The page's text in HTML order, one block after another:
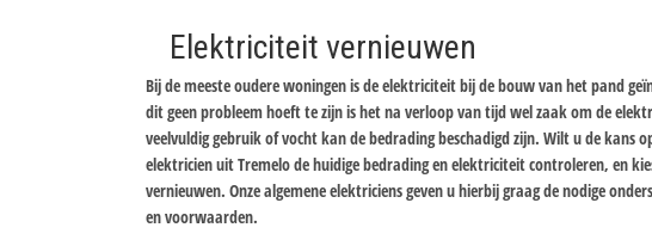
Elektriciteit vernieuwen
Bij de meeste oudere woningen is de elektriciteit bij de bouw van het pand
dit geen probleem hoeft te zijn is het na verloop van tijd wel zaak om de
veelvuldig gebruik of vocht kan de bedrading beschadigd zijn. Wilt u de kans
elektricien uit Tremelo de huidige bedrading en elektriciteit controleren, en
vernieuwen. Onze algemene elektriciens geven u hierbij graag de nodige
en voorwaarden.